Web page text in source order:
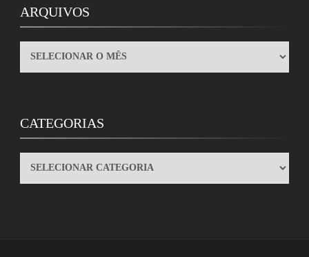
ARQUIVOS
ARQUIVOS
CATEGORIAS
CATEGORIAS